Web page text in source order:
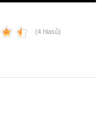
(4 hlasů)